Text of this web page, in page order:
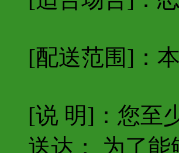
[配送范围]：
[说 明]：您至
送达； 为了